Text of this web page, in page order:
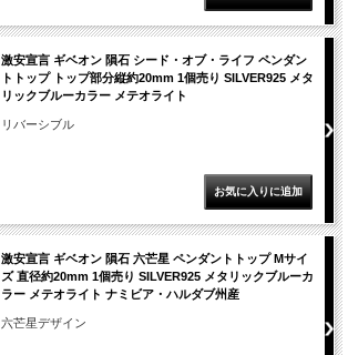
激安宣言 ギベオン 隕石 シード・オブ・ライフ ペンダン
トトップ トップ部分縦約20mm 1個売り SILVER925 メタ
リックブルーカラー メテオライト
リバーシブル
激安宣言 ギベオン 隕石 六芒星 ペンダントトップ Mサイ
ズ 直径約20mm 1個売り SILVER925 メタリックブルーカ
ラー メテオライト ナミビア・ハルダブ州産
六芒星デザイン